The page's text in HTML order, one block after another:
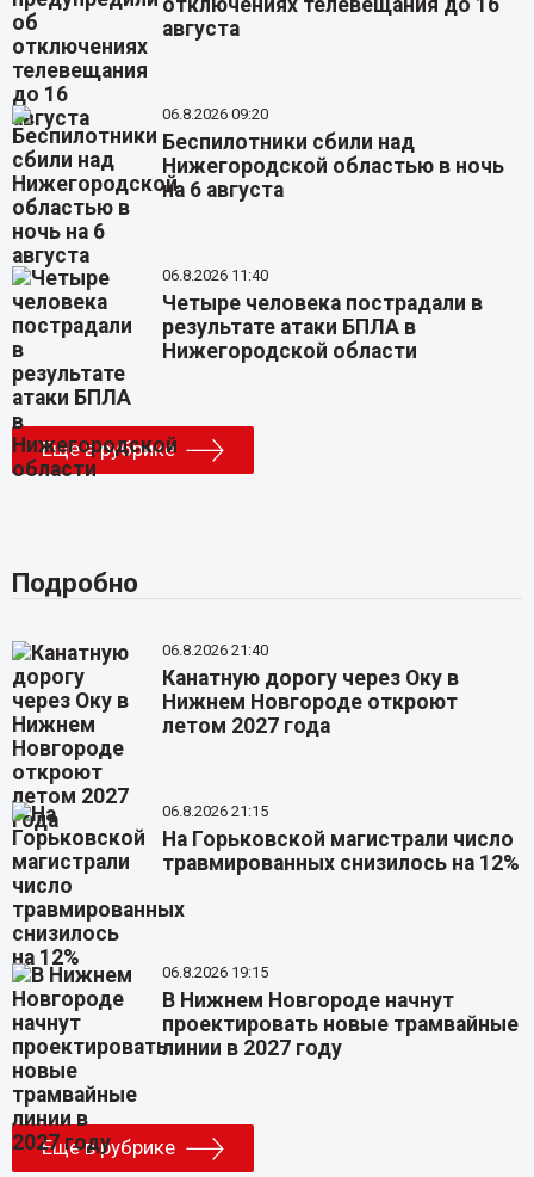
августа
06.8.2026 09:20
Беспилотники сбили над
Нижегородской областью в ночь
на 6 августа
06.8.2026 11:40
Четыре человека пострадали в
результате атаки БПЛА в
Нижегородской области
Еще в рубрике
Подробно
06.8.2026 21:40
Канатную дорогу через Оку в
Нижнем Новгороде откроют
летом 2027 года
06.8.2026 21:15
На Горьковской магистрали число
травмированных снизилось на 12%
06.8.2026 19:15
В Нижнем Новгороде начнут
проектировать новые трамвайные
линии в 2027 году
Еще в рубрике